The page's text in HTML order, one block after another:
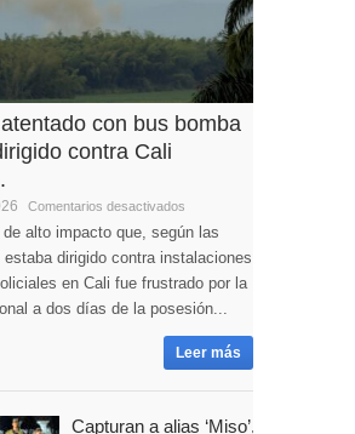
con bus bomba
contra Cali
Comentarios desactivados
de alto impacto que, según las
estaba dirigido contra instalaciones
en Cali fue frustrado por la
a dos días de la posesión...
Leer más
Capturan a alias ‘Miso’,